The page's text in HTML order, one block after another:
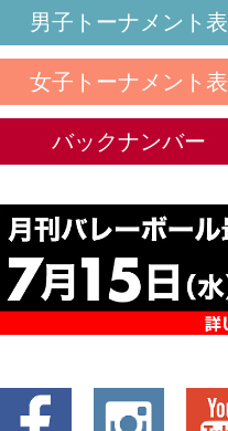
男子トーナメント表
女子トーナメント表
バックナンバー